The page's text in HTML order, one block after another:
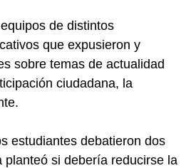
de distintos
que expusieron y
sobre temas de actualidad
ciudadana, la
estudiantes debatieron dos
planteó si debería reducirse la